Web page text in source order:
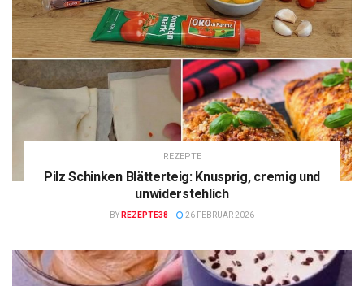
REZEPTE
Pilz Schinken Blätterteig: Knusprig, cremig und
unwiderstehlich
BY REZEPTE38 26 FEBRUAR 2026